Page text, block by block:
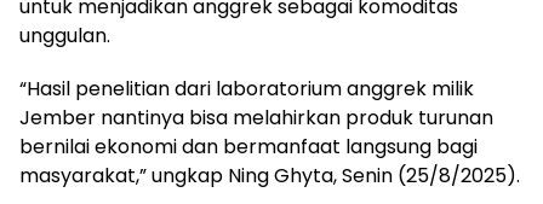
untuk menjadikan anggrek sebagai komoditas
unggulan.
“Hasil penelitian dari laboratorium anggrek milik
Jember nantinya bisa melahirkan produk turunan
bernilai ekonomi dan bermanfaat langsung bagi
masyarakat,” ungkap Ning Ghyta, Senin (25/8/2025).